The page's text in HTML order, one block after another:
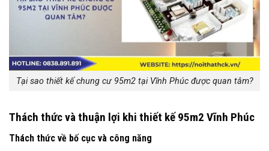
Tại sao thiết kế chung cư 95m2 tại Vĩnh Phúc được quan tâm?
Thách thức và thuận lợi khi thiết kế 95m2 Vĩnh Phúc
Thách thức về bố cục và công năng